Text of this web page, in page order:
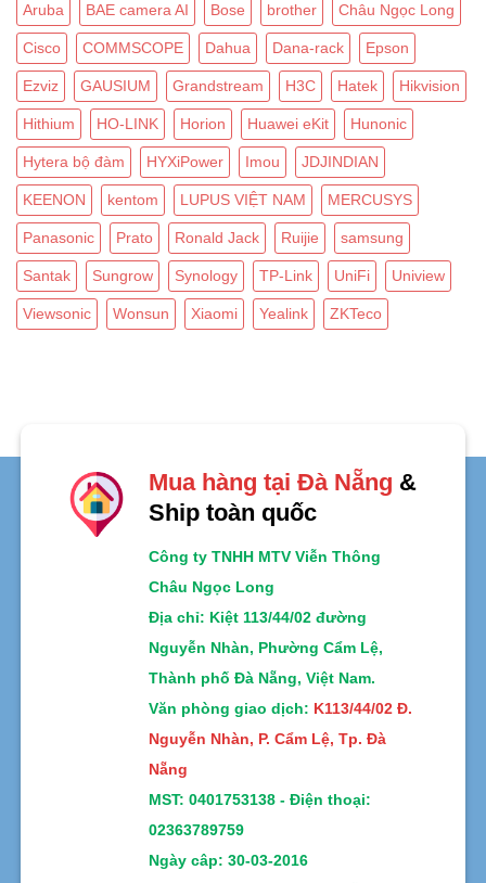
Aruba BAE camera AI Bose brother Châu Ngọc Long
Cisco COMMSCOPE Dahua Dana-rack Epson
Ezviz GAUSIUM Grandstream H3C Hatek Hikvision
Hithium HO-LINK Horion Huawei eKit Hunonic
Hytera bộ đàm HYXiPower Imou JDJINDIAN
KEENON kentom LUPUS VIỆT NAM MERCUSYS
Panasonic Prato Ronald Jack Ruijie samsung
Santak Sungrow Synology TP-Link UniFi Uniview
Viewsonic Wonsun Xiaomi Yealink ZKTeco
Mua hàng tại Đà Nẵng &
Ship toàn quốc
Công ty TNHH MTV Viễn Thông
Châu Ngọc Long
Địa chỉ: Kiệt 113/44/02 đường
Nguyễn Nhàn, Phường Cẩm Lệ,
Thành phố Đà Nẵng, Việt Nam.
Văn phòng giao dịch: K113/44/02 Đ.
Nguyễn Nhàn, P. Cẩm Lệ, Tp. Đà
Nẵng
MST: 0401753138 - Điện thoại:
02363789759
Ngày câp: 30-03-2016